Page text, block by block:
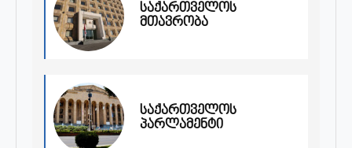
საქართველოს
მთავრობა
საქართველოს
პარლამენტი